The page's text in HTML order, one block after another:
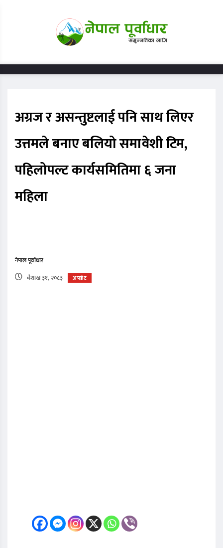
अग्रज र असन्तुष्टलाई पनि साथ लिएर
उत्तमले बनाए बलियो समावेशी टिम,
पहिलोपल्ट कार्यसमितिमा ६ जना
महिला
नेपाल पूर्वाधार
बैशाख ३१, २०८३
अपडेट